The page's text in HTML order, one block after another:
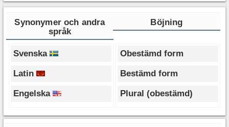
Synonymer och andra
språk
Böjning
Svenska
Latin
Engelska
Obestämd form
Bestämd form
Plural (obestämd)